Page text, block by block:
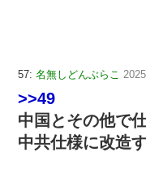
57: 名無しどんぶらこ
>>49
中国とその他で
中共仕様に改造